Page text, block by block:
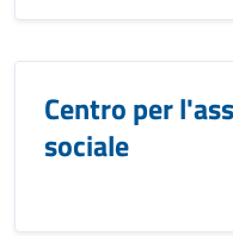
Centro per
sociale